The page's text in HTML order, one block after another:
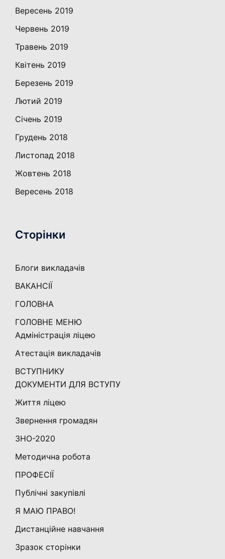
Вересень 2019
Червень 2019
Травень 2019
Квітень 2019
Березень 2019
Лютий 2019
Січень 2019
Грудень 2018
Листопад 2018
Жовтень 2018
Вересень 2018
Сторінки
Блоги викладачів
ВАКАНСІЇ
ГОЛОВНА
ГОЛОВНЕ МЕНЮ
Адміністрація ліцею
Атестація викладачів
ВСТУПНИКУ
ДОКУМЕНТИ ДЛЯ ВСТУПУ
Життя ліцею
Звернення громадян
ЗНО-2020
Методична робота
ПРОФЕСІЇ
Публічні закупівлі
Я МАЮ ПРАВО!
Дистанційне навчання
Зразок сторінки